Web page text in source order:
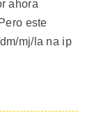
ahora
este
mj/la na ip